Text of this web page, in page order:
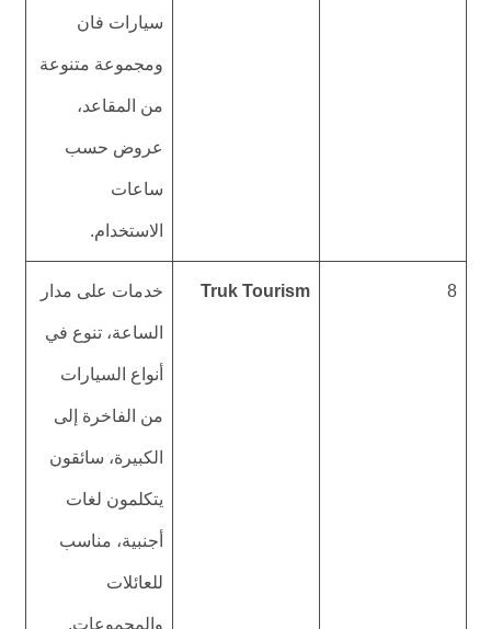
سيارات فان
ومجموعة متنوعة
من المقاعد،
عروض حسب
ساعات
الاستخدام.
8
Truk Tourism خدمات على مدار
الساعة، تنوع في
أنواع السيارات
من الفاخرة إلى
الكبيرة، سائقون
يتكلمون لغات
أجنبية، مناسب
للعائلات
والمجموعات.